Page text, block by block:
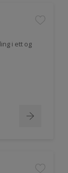
i ett og